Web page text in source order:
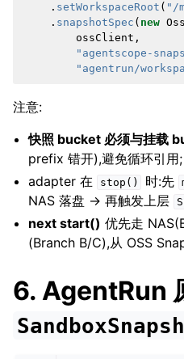
. setWorkspaceRoot ( "/
. snapshotSpec ( new
ossClient ,
"agentscope-
"agentrun/
注意:
快照 bucket 必须与挂载
prefix 错开),避免循环引用;
adapter 在
stop() 时:先
NAS 落盘 → 再触发上层
next start() 优先走
(Branch B/C),从 OSS
6. AgentRun